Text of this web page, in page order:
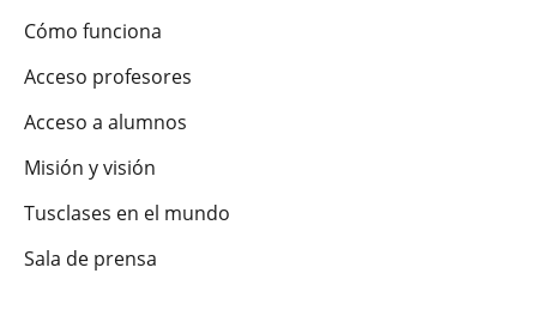
Cómo funciona
Acceso profesores
Acceso a alumnos
Misión y visión
Tusclases en el mundo
Sala de prensa